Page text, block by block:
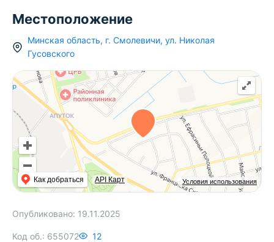
Местоположение
Минская область, г. Смолевичи, ул. Николая
Гусовского
Условия использования
Как добраться API Карт
Опубликовано: 19.11.2025
Код об.: 655072 12